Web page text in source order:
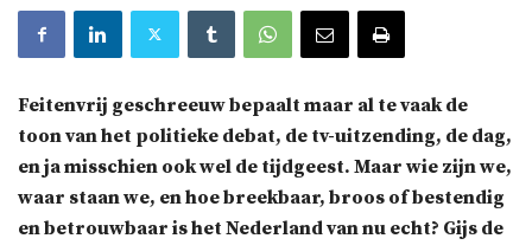
Feitenvrij geschreeuw bepaalt maar al te vaak de
toon van het politieke debat, de tv-uitzending, de dag,
en ja misschien ook wel de tijdgeest. Maar wie zijn we,
waar staan we, en hoe breekbaar, broos of bestendig
en betrouwbaar is het Nederland van nu echt? Gijs de